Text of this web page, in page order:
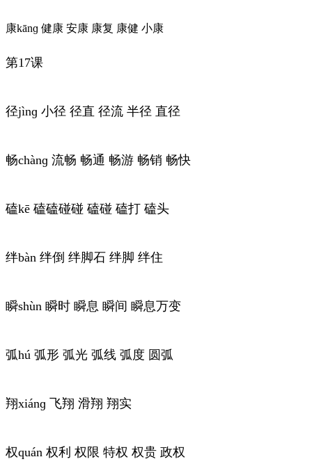
康kānɡ 健康 安康 康复 康健 小康
第17课
径jìnɡ 小径 径直 径流 半径 直径
畅chànɡ 流畅 畅通 畅游 畅销 畅快
磕kē 磕磕碰碰 磕碰 磕打 磕头
绊bàn 绊倒 绊脚石 绊脚 绊住
瞬shùn 瞬时 瞬息 瞬间 瞬息万变
弧hú 弧形 弧光 弧线 弧度 圆弧
翔xiánɡ 飞翔 滑翔 翔实
权quán 权利 权限 特权 权贵 政权